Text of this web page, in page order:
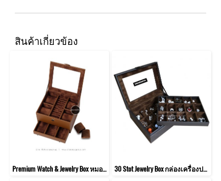
สินค้าเกี่ยวข้อง
Premium Watch & Jewelry Box หมอน 2in1 กล่องใส่เครื่องประดับ นาฬิกา แหวน เกรดพรีเมี่ยม 30 Stot Jewelry Box กล่องเครื่องประดับ 30 ช่อง